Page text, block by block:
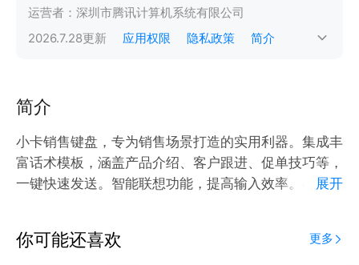
运营者： 深圳市腾讯计算机系统有限公司
2026.7.28更新 应用权限 隐私政策 简介
简介
小卡销售键盘，专为销售场景打造的实用利器。集成丰
富话术模板，涵盖产品介绍、客户跟进、促单技巧等，
一键快速发送。智能联想功能，提高输入效率。界面简
展开
你可能还喜欢 更多